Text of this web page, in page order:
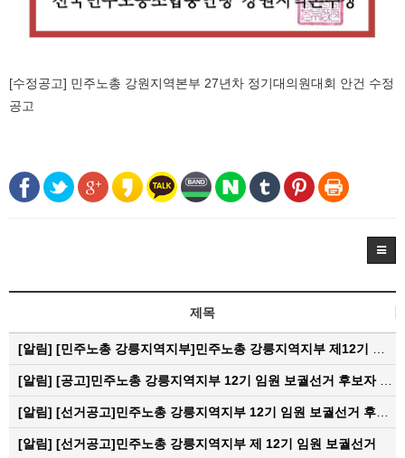
[수정공고] 민주노총 강원지역본부 27년차 정기대의원대회 안건 수정
공고
제목
[알림] [민주노총 강릉지역지부]민주노총 강릉지역지부 제12기 임원 보궐선거결과 공고
[알림] [공고]민주노총 강릉지역지부 12기 임원 보궐선거 후보자 확정 공고
[알림] [선거공고]민주노총 강릉지역지부 12기 임원 보궐선거 후보 등록 기간 연장 공고
[알림] [선거공고]민주노총 강릉지역지부 제 12기 임원 보궐선거